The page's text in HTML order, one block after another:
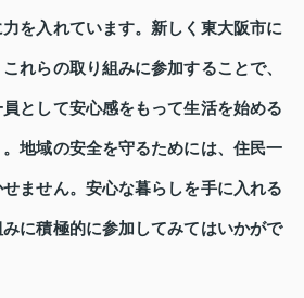
を入れています。新しく東大阪市に
れらの取り組みに参加することで、
として安心感をもって生活を始める
地域の安全を守るためには、住民一
ません。安心な暮らしを手に入れる
に積極的に参加してみてはいかがで